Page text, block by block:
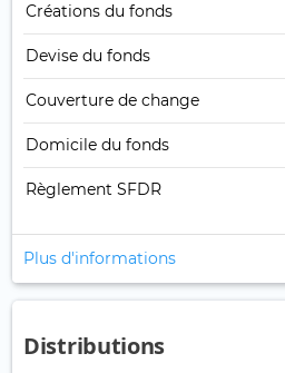
Créations du fonds
Devise du fonds
Couverture de change
Domicile du fonds
Règlement SFDR
Plus d'informations
Distributions